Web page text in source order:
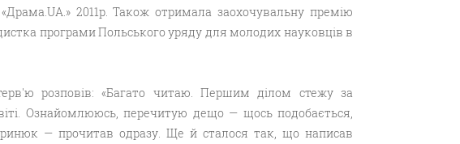
2011р. Також отримала заохочувальну премію
програми Польського уряду для молодих науковців в
розповів: «Багато читаю. Першим ділом стежу за
Ознайомлююсь, перечитую дещо — щось подобається,
— прочитав одразу. Ще й сталося так, що написав